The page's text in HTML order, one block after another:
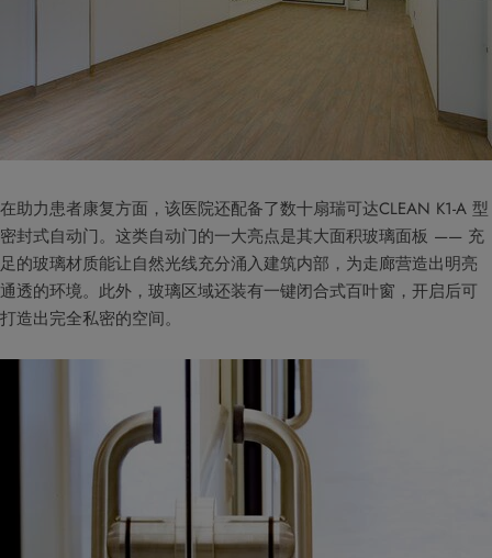
在助力患者康复方面，该医院还配备了数十扇瑞可达CLEAN K1-A 型
密封式自动门。这类自动门的一大亮点是其大面积玻璃面板 —— 充
足的玻璃材质能让自然光线充分涌入建筑内部，为走廊营造出明亮
通透的环境。此外，玻璃区域还装有一键闭合式百叶窗，开启后可
打造出完全私密的空间。